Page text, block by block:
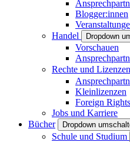
Blogger:innen
Handel
Dropdown
Vorschauen
Rechte und Lizenzen
Kleinlizenzen
Foreign Rights
Jobs und Karriere
Bücher
Dropdown
Schule und Studium